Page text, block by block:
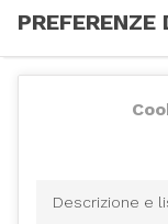
PREFERENZE
Descrizione e